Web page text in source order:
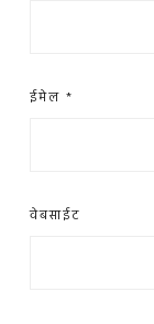
ईमेल *
वेबसाईट